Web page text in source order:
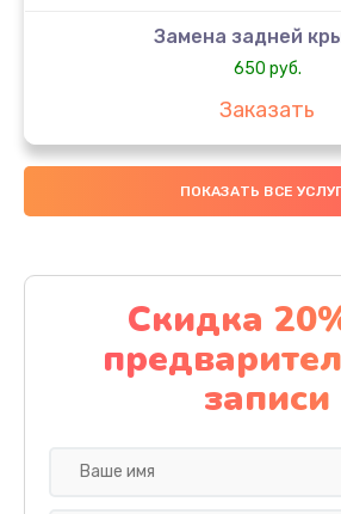
Замена задней
650 руб.
Заказать
Замена
4000 руб.
Замена материнской
1100 руб.
Заказать
ПОКАЗАТЬ ВСЕ
Скидка
записи